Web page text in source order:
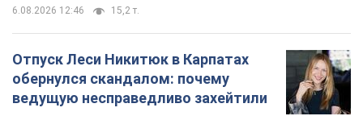
6.08.2026 12:46 15,2 т.
Отпуск Леси Никитюк в Карпатах
обернулся скандалом: почему
ведущую несправедливо захейтили